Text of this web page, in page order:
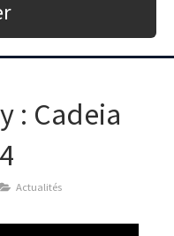
: Cadeia
Actualités